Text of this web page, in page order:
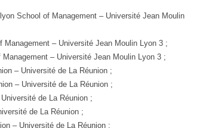
School of Management – Université Jean Moulin
– Université Jean Moulin Lyon 3 ;
– Université Jean Moulin Lyon 3 ;
– Université de La Réunion ;
– Université de La Réunion ;
de La Réunion ;
de La Réunion ;
– Université de La Réunion ;